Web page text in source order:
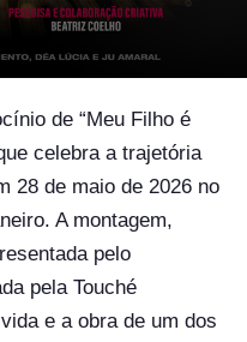
de “Meu Filho é
celebra a trajetória
28 de maio de 2026 no
A montagem,
pelo
pela Touché
e a obra de um dos